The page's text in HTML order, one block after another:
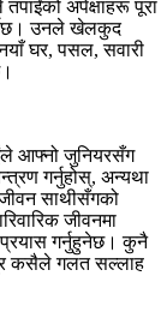
तपाईंको अपेक्षाहरू पूरा
उनले खेलकुद
घर, पसल, सवारी
आफ्नो जुनियरसँग
गर्नुहोस्, अन्यथा
साथीसँगको
जीवनमा
गर्नुहुनेछ। कुनै
कसैले गलत सल्लाह